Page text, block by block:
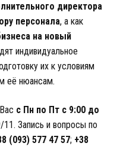
директора
персонала, а как
на новый
индивидуальное
их к условиям
её нюансам.
с Пн по Пт с 9:00 до
Запись и вопросы по
(093) 577 47 57; +38